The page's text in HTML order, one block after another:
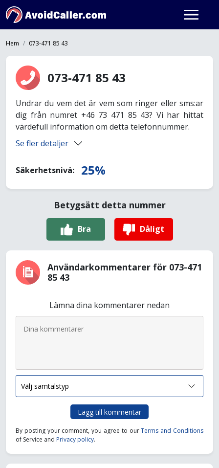
Hem 073-471 85 43
073-471 85 43
Undrar du vem det är vem som ringer eller sms:ar
dig från numret +46 73 471 85 43? Vi har hittat
värdefull information om detta telefonnummer.
Se fler detaljer
Säkerhetsnivå: 25%
Betygsätt detta nummer
Bra Dåligt
Användarkommentarer för 073-471
85 43
Lämna dina kommentarer nedan
Lägg till kommentar
By posting your comment, you agree to ourTerms and Conditions
of Service and Privacy policy.